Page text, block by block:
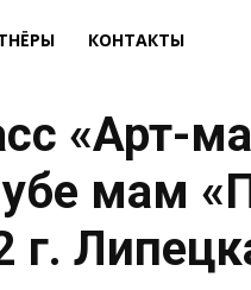
КОНТАКТЫ
«Арт-
мам
г.